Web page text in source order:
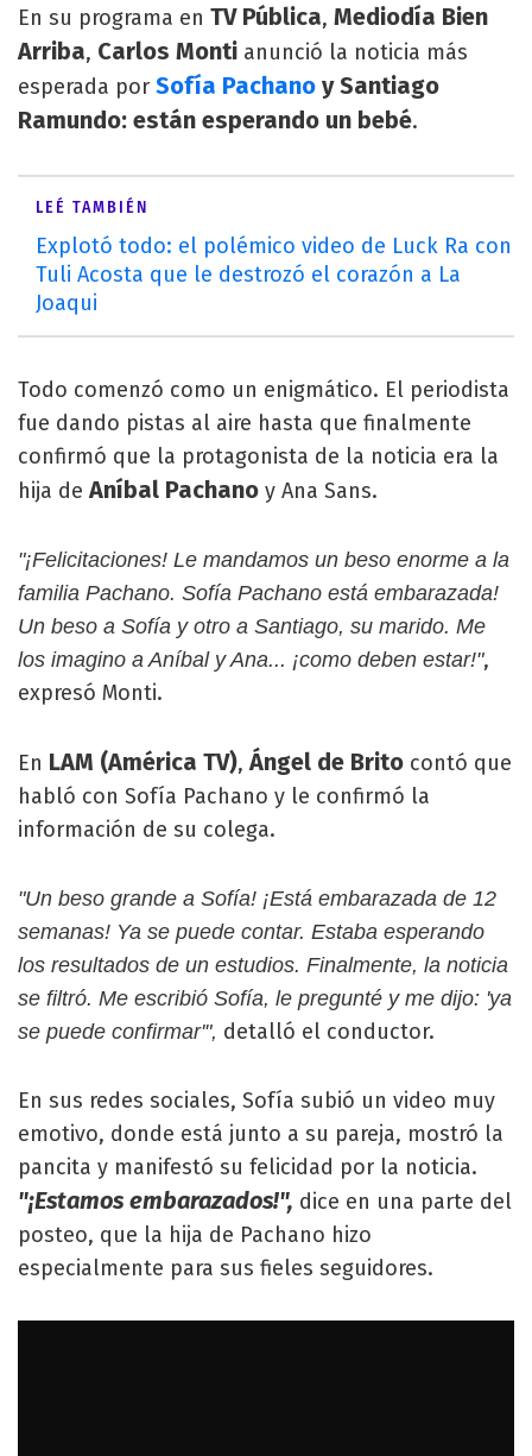
En su programa en TV Pública, Mediodía Bien
Arriba, Carlos Monti anunció la noticia más
esperada por Sofía Pachano y Santiago
Ramundo: están esperando un bebé.
LEÉ TAMBIÉN
Explotó todo: el polémico video de Luck Ra con
Tuli Acosta que le destrozó el corazón a La
Joaqui
Todo comenzó como un enigmático. El periodista
fue dando pistas al aire hasta que finalmente
confirmó que la protagonista de la noticia era la
hija deAníbal Pachano y Ana Sans.
"¡Felicitaciones! Le mandamos un beso enorme a la
familia Pachano. Sofía Pachano está embarazada!
Un beso a Sofía y otro a Santiago, su marido. Me
los imagino a Aníbal y Ana... ¡como deben estar!",
expresó Monti.
En LAM (América TV),Ángel de Brito contó que
habló con Sofía Pachano y le confirmó la
información de su colega.
"Un beso grande a Sofía! ¡Está embarazada de 12
semanas! Ya se puede contar. Estaba esperando
los resultados de un estudios. Finalmente, la noticia
se filtró. Me escribió Sofía, le pregunté y me dijo: 'ya
se puede confirmar'", detalló el conductor.
En sus redes sociales, Sofía subió un video muy
emotivo, donde está junto a su pareja, mostró la
pancita y manifestó su felicidad por la noticia.
"¡Estamos embarazados!", dice en una parte del
posteo, que la hija de Pachano hizo
especialmente para sus fieles seguidores.